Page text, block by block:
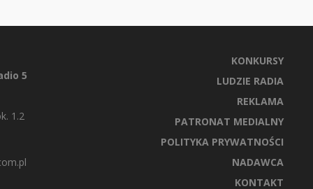
5
1.2
KONKURSY
LUDZIE RADIA
REKLAMA
PATRONAT MEDIALNY
POLITYKA PRYWATNOŚCI
NADAWCA
KONTAKT